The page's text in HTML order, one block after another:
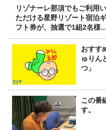
リゾナーレ那須でもご利用い
ただける星野リゾート宿泊
フト券が、抽選で1組2名様
プレゼント！
おすす
ゅりん
つ」
この番
す。